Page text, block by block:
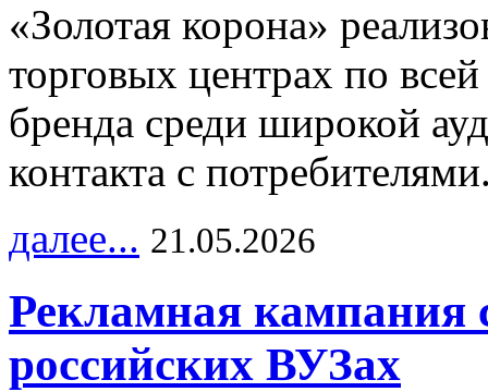
«Золотая корона»
торговых центрах по
бренда среди широкой
контакта с
далее... 21.05.2026
Рекламная кампания
российских ВУЗах